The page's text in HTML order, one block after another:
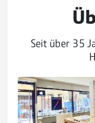
Seit über 35